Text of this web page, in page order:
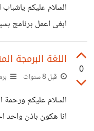
السلام عليكم
y) if __name__
input؟
0
اللغة البرمجة
قبل 8 سنوات
انا هكون باذن واحد